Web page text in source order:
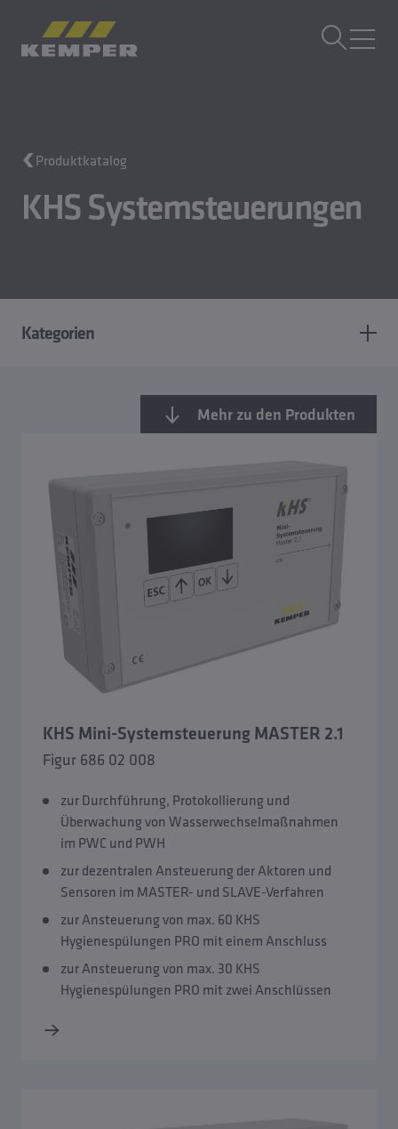
Gusstechnik
Walzprodukte
Unternehmen
DE| AT Sprachwechsler
Produktkatalog
KHS Systemsteuerungen
Kategorien
KHS Venturi-Strömungsteiler
KHS CoolFlow Kaltwasser-Zirkulation
KHS Spülgruppen
Mehr zu den Produkten
KHS Mini-Systemsteuerung MASTER 2.1
Figur 686 02 008
zur Durchführung, Protokollierung und
Überwachung von Wasserwechselmaßnahmen
im PWC und PWH
zur dezentralen Ansteuerung der Aktoren und
Sensoren im MASTER- und SLAVE-Verfahren
zur Ansteuerung von max. 60 KHS
Hygienespülungen PRO mit einem Anschluss
zur Ansteuerung von max. 30 KHS
Hygienespülungen PRO mit zwei Anschlüssen